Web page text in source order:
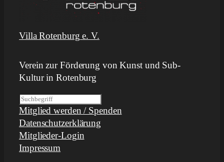
Villa Rotenburg e. V.
Verein zur Förderung von Kunst und Sub-
Kultur in Rotenburg
S
u
c
h
e
Mitglied werden / Spenden
Datenschutzerklärung
Mitglieder-Login
Impressum